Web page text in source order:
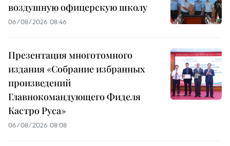
воздушную офицерскую школу
06/08/2026 08:46
Презентация многотомного
издания «Собрание избранных
произведений
Главнокомандующего Фиделя
Кастро Руса»
06/08/2026 08:08